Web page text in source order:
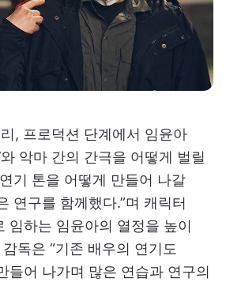
, 프로덕션 단계에서 임윤아
와 악마 간의 간극을 어떻게 벌릴
기 톤을 어떻게 만들어 나갈
연구를 함께했다.”며 캐릭터
임하는 임윤아의 열정을 높이
독은 “기존 배우의 연기도
들어 나가며 많은 연습과 연구의